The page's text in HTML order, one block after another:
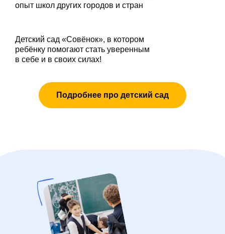
Подробнее про детский сад
Детский сад «Совёнок», в котором
ребёнку помогают стать уверенным
в себе и в своих силах!
опыт школ других городов и стран